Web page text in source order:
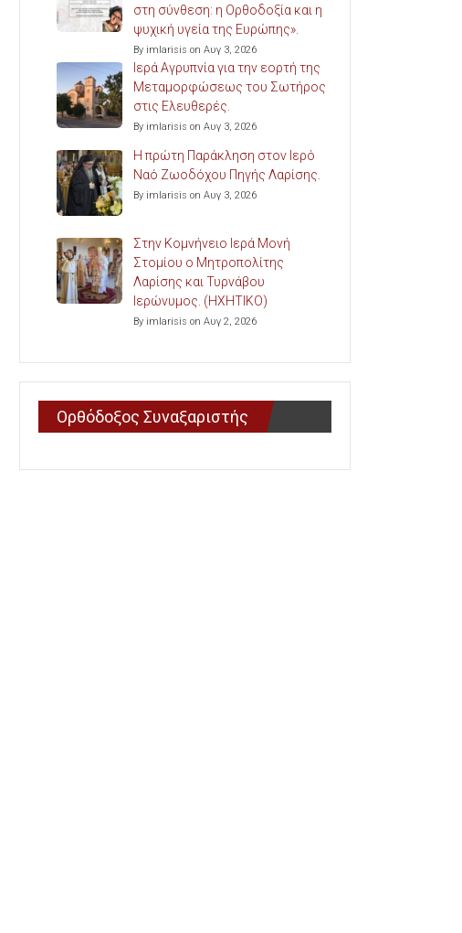
στη σύνθεση: η Ορθοδοξία και η
ψυχική υγεία της Ευρώπης».
By imlarisis on Αυγ 3, 2026
Ιερά Αγρυπνία για την εορτή της
Μεταμορφώσεως του Σωτήρος
στις Ελευθερές.
By imlarisis on Αυγ 3, 2026
Η πρώτη Παράκληση στον Ιερό
Ναό Ζωοδόχου Πηγής Λαρίσης.
By imlarisis on Αυγ 3, 2026
Στην Κομνήνειο Ιερά Μονή
Στομίου ο Μητροπολίτης
Λαρίσης και Τυρνάβου
Ιερώνυμος. (ΗΧΗΤΙΚΟ)
By imlarisis on Αυγ 2, 2026
Ορθόδοξος Συναξαριστής